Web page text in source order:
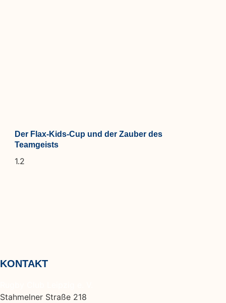
Der Flax-Kids-Cup und der Zauber des
Teamgeists
KONTAKT
Stahmelner Straße 218